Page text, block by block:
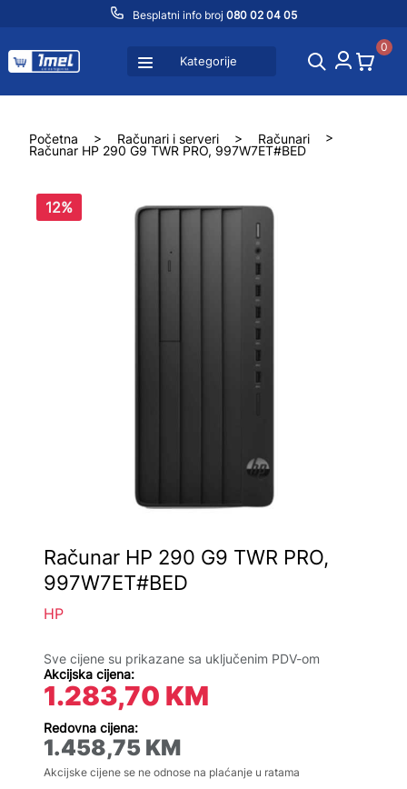
Besplatni info broj 080 02 04 05
Kategorije
0
Početna > Računari i serveri > Računari
>
Računar HP 290 G9 TWR PRO, 997W7ET#BED
12%
Računar HP 290 G9 TWR PRO,
997W7ET#BED
HP
Sve cijene su prikazane sa uključenim PDV-om
Akcijska cijena:
1.283,70 KM
Redovna cijena:
1.458,75 KM
Akcijske cijene se ne odnose na plaćanje u ratama